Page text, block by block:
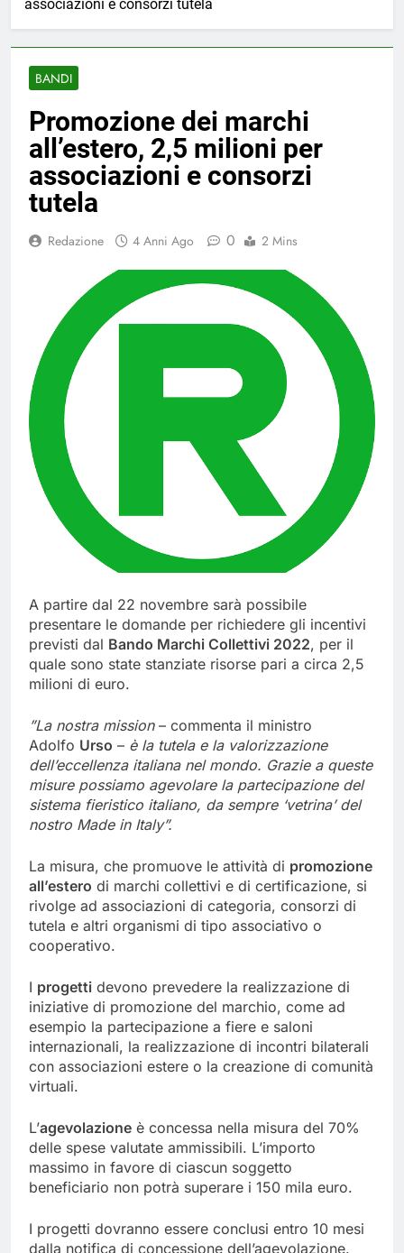
associazioni e consorzi tutela
BANDI
Promozione dei marchi
all’estero, 2,5 milioni per
associazioni e consorzi
tutela
Redazione 4 Anni Ago 0 2 Mins
A partire dal 22 novembre sarà possibile
presentare le domande per richiedere gli incentivi
previsti dal Bando Marchi Collettivi 2022, per il
quale sono state stanziate risorse pari a circa 2,5
milioni di euro.
”La nostra mission– commenta il ministro
Adolfo Urso – è la tutela e la valorizzazione
dell’eccellenza italiana nel mondo. Grazie a queste
misure possiamo agevolare la partecipazione del
sistema fieristico italiano, da sempre ‘vetrina’ del
nostro Made in Italy”.
La misura, che promuove le attività di promozione
all’estero di marchi collettivi e di certificazione, si
rivolge ad associazioni di categoria, consorzi di
tutela e altri organismi di tipo associativo o
cooperativo.
I progetti devono prevedere la realizzazione di
iniziative di promozione del marchio, come ad
esempio la partecipazione a fiere e saloni
internazionali, la realizzazione di incontri bilaterali
con associazioni estere o la creazione di comunità
virtuali.
L’agevolazione è concessa nella misura del 70%
delle spese valutate ammissibili. L’importo
massimo in favore di ciascun soggetto
beneficiario non potrà superare i 150 mila euro.
I progetti dovranno essere conclusi entro 10 mesi
dalla notifica di concessione dell’agevolazione.